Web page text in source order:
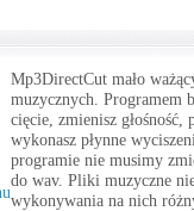
Mp3DirectCut mało
muzycznych. Programem
cięcie, zmienisz
wykonasz płynne
programie nie musimy
do wav. Pliki muzyczne
wykonywania na nich